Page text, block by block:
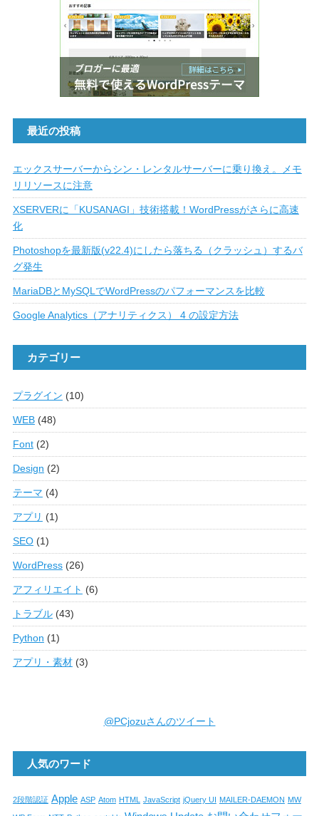
最近の投稿
エックスサーバーからシン・レンタルサーバーに乗り換え。メモ
リリソースに注意
XSERVERに「KUSANAGI」技術搭載！WordPressがさらに高速
化
Photoshopを最新版(v22.4)にしたら落ちる（クラッシュ）するバ
グ発生
MariaDBとMySQLでWordPressのパフォーマンスを比較
Google Analytics（アナリティクス） 4 の設定方法
カテゴリー
プラグイン (10)
WEB(48)
Font(2)
Design (2)
テーマ (4)
アプリ (1)
SEO(1)
WordPress(26)
アフィリエイト (6)
トラブル(43)
Python (1)
アプリ・素材(3)
@PCjozuさんのツイート
人気のワード
2段階認証 Apple ASP Atom HTML JavaScript jQuery UI MAILER-DAEMON MW